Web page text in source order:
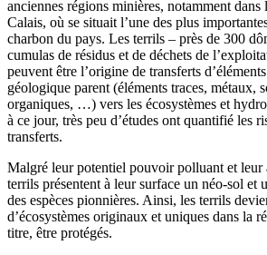
anciennes régions minières, notamment dans
Calais, où se situait l’une des plus
charbon du pays. Les terrils – près de 300
cumulas de résidus et de déchets de
peuvent être l’origine de transferts
géologique parent (éléments traces, métaux,
organiques, …) vers les écosystèmes et
à ce jour, très peu d’études ont quantifié les
transferts.
Malgré leur potentiel pouvoir polluant et leur
terrils présentent à leur surface un néo-sol et
des espèces pionnières. Ainsi, les terrils
d’écosystèmes originaux et uniques dans la
titre, être protégés.